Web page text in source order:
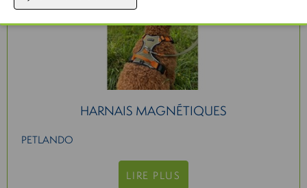
HARNAIS MAGNÉTIQUES
PETLANDO
LIRE PLUS